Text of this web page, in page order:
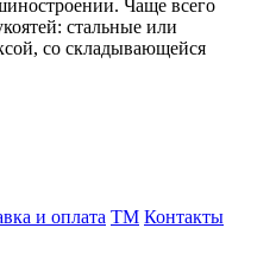
Чаще всего
стальные или
со складывающейся
и оплата TM Контакты